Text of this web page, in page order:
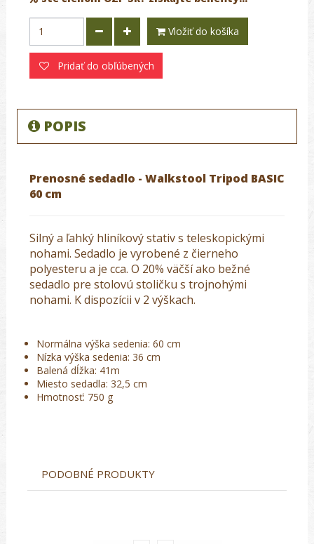
Vložiť do košíka
Pridať do obľúbených
POPIS
Prenosné sedadlo - Walkstool Tripod BASIC
60 cm
Silný a ľahký hliníkový stativ s teleskopickými
nohami. Sedadlo je vyrobené z čierneho
polyesteru a je cca. O 20% väčší ako bežné
sedadlo pre stolovú stoličku s trojnohými
nohami. K dispozícii v 2 výškach.
Normálna výška sedenia: 60 cm
Nízka výška sedenia: 36 cm
Balená dĺžka: 41m
Miesto sedadla: 32,5 cm
Hmotnosť: 750 g
PODOBNÉ PRODUKTY